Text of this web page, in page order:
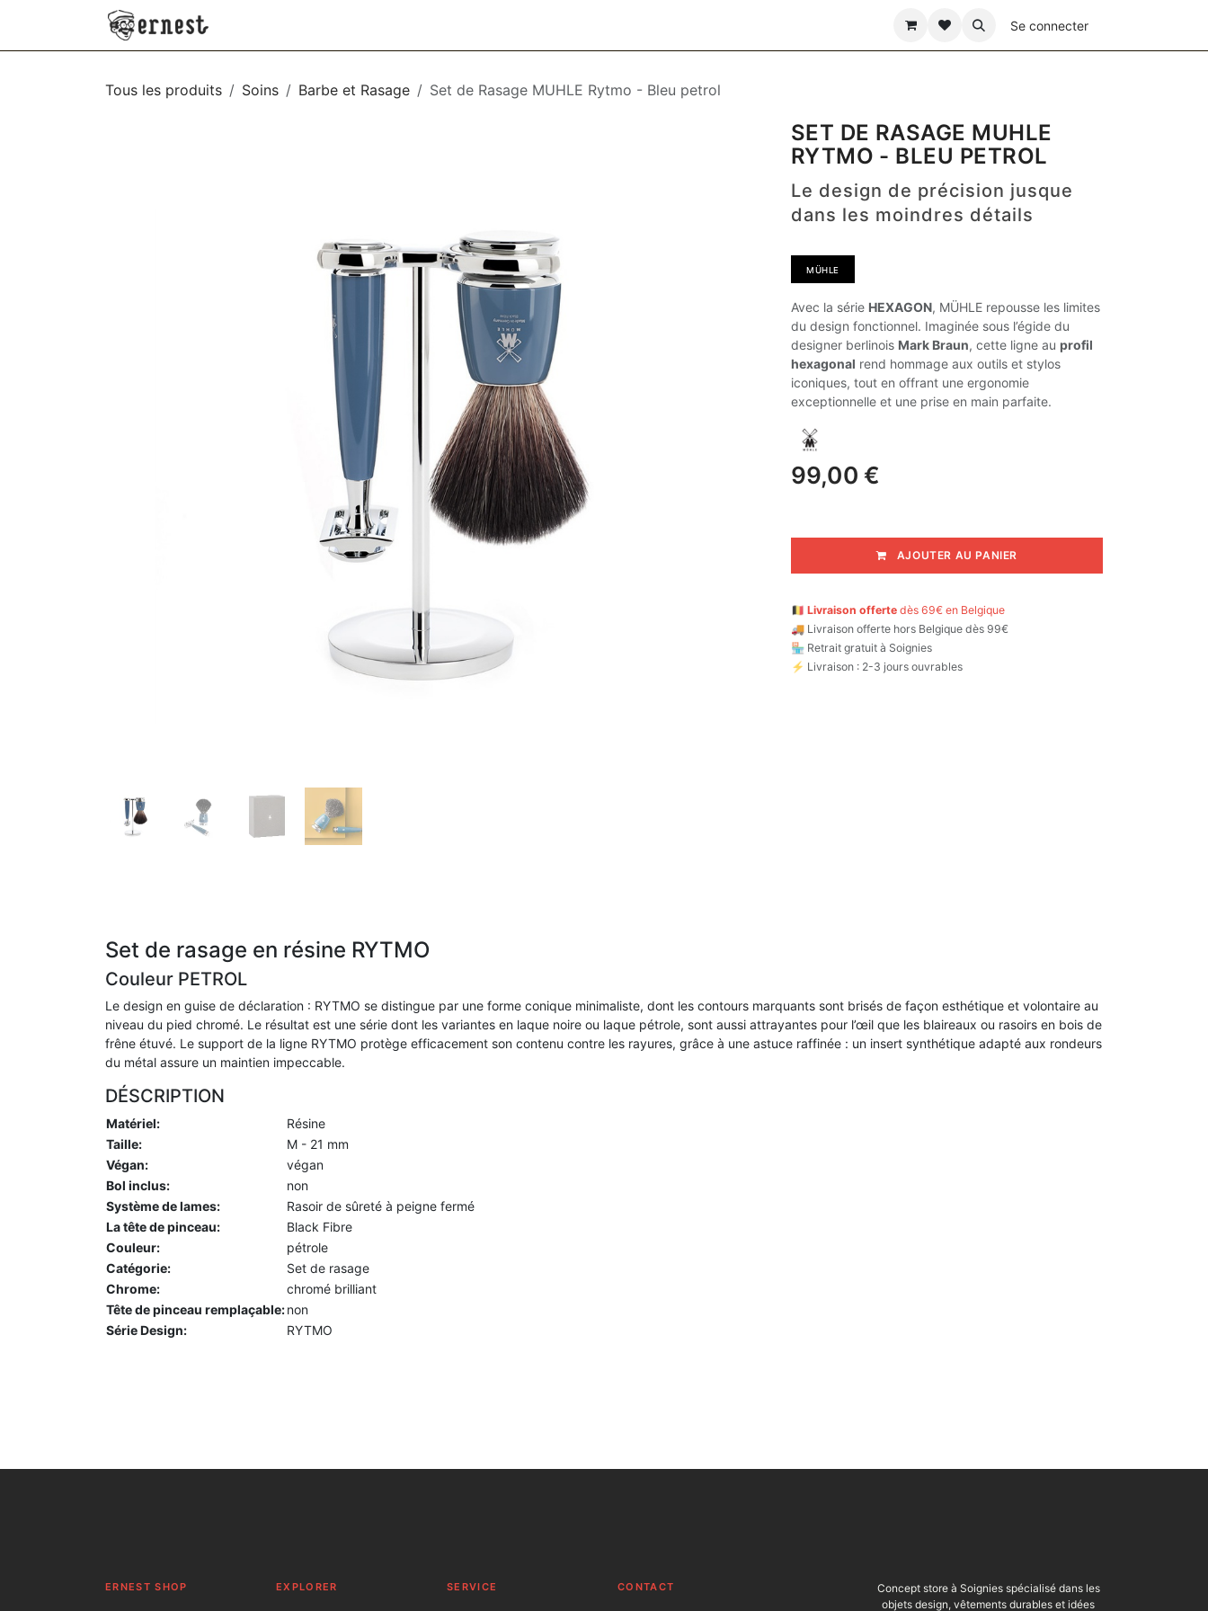
SE RENDRE AU CONTENU
Se connecter
Tous les produits Soins Barbe et Rasage Set de Rasage MUHLE Rytmo - Bleu petrol
SET DE RASAGE MUHLE
RYTMO - BLEU PETROL
Le design de précision jusque
dans les moindres détails
MÜHLE​​​​​​
Avec la série HEXAGON, MÜHLE repousse les limites
du design fonctionnel. Imaginée sous l’égide du
designer berlinois Mark Braun, cette ligne au profil
hexagonal rend hommage aux outils et stylos
iconiques, tout en offrant une ergonomie
exceptionnelle et une prise en main parfaite.
99,00 €
AJOUTER AU PANIER
🇧🇪 Livraison offerte dès 69€ en Belgique
🚚 Livraison offerte hors Belgique dès 99€
🏪 Retrait gratuit à Soignies
⚡ Livraison : 2-3 jours ouvrables
Set de rasage en résine RYTMO
Couleur PETROL
Le design en guise de déclaration : RYTMO se distingue par une forme conique minimaliste, dont les contours marquants sont brisés de façon esthétique et volontaire au
niveau du pied chromé. Le résultat est une série dont les variantes en laque noire ou laque pétrole, sont aussi attrayantes pour l’œil que les blaireaux ou rasoirs en bois de
frêne étuvé. Le support de la ligne RYTMO protège efficacement son contenu contre les rayures, grâce à une astuce raffinée : un insert synthétique adapté aux rondeurs
du métal assure un maintien impeccable.
DÉSCRIPTION
Matériel:
Résine
Taille:
M - 21 mm
Végan:
végan
Bol inclus:
non
Système de lames:
Rasoir de sûreté à peigne fermé
La tête de pinceau:
Black Fibre
Couleur:
pétrole
Catégorie:
Set de rasage
Chrome:
chromé brilliant
Tête de pinceau remplaçable:non
Série Design:
RYTMO
ERNEST SHOP EXPLORER SERVICE CONTACT
Concept store à Soignies spécialisé dans les
objets design, vêtements durables et idées